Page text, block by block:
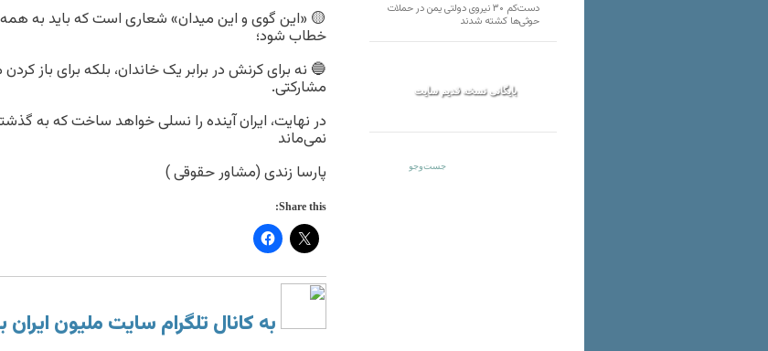
🟡 «این گوی و این میدان» شعاری است که باید به
خطاب شود؛
🔵 نه برای کرنش در برابر یک خاندان، بلکه برای باز
مشارکتی.
در نهایت، ایران آینده را نسلی خواهد ساخت که به
نمی‌ماند
پارسا زندی (مشاور حقوقی )
Share this:
به کانال تلگرام سایت ملیون ایران
دست‌کم ۳۰ نیروی دولتی یمن در حملات
حوثی‌ها کشته شدند
بایگانی نسخه قدیم سایت